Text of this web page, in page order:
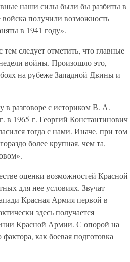
наши силы были бы разбиты в
получили возможность
в 1941 году».
следует отметить, что главные
войны. Произошло это,
на рубеже Западной Двины и
в разговоре с историком В. А.
1965 г. Георгий Константинович
тогда с нами. Иначе, при том
более крупная, чем та,
оценки возможностей Красной
для нее условиях. Звучат
Красная Армия первой в
здесь получается
Красной Армии. С опорой на
как боевая подготовка